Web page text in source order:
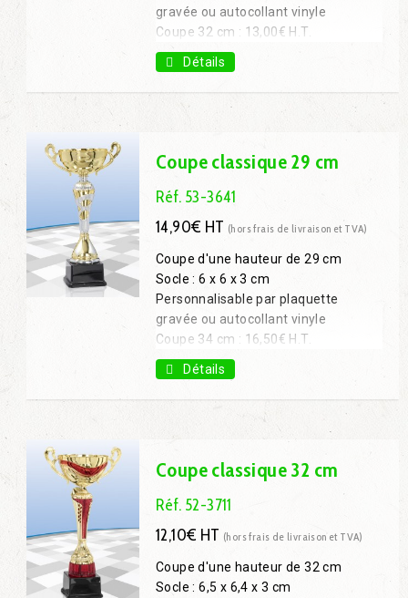
gravée ou autocollant vinyle
Coupe 32 cm : 13,00€ H.T.
Coupe 37 cm : 15,20€ H.T.
Coupe 40 cm : 18,40€ H.T.
Coupe 43 cm : 23,60€ H.T.
Détails
Coupe classique 29 cm
Réf. 53-3641
14,90€ HT (hors frais de livraison et TVA)
Coupe d'une hauteur de 29 cm
Socle : 6 x 6 x 3 cm
Personnalisable par plaquette
gravée ou autocollant vinyle
Coupe 34 cm : 16,50€ H.T.
Coupe 40 cm : 18,60€ H.T.
Coupe 43 cm : 22,20€ H.T.
Détails
Coupe classique 32 cm
Réf. 52-3711
12,10€ HT (hors frais de livraison et TVA)
Coupe d'une hauteur de 32 cm
Socle : 6,5 x 6,4 x 3 cm